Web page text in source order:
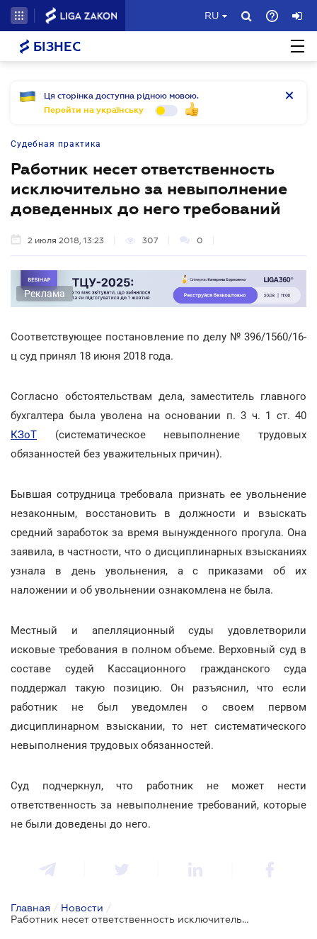
RU
БІЗНЕС
Ця сторінка доступна рідною мовою.
Перейти на українську
Судебная практика
Работник несет ответственность
исключительно за невыполнение
доведенных до него требований
2 июля 2018, 13:23 307 0
Реклама
Соответствующее постановление по делу № 396/1560/16-
ц суд принял 18 июня 2018 года.
Согласно обстоятельствам дела, заместитель главного
бухгалтера была уволена на основании п. 3 ч. 1 ст. 40
КЗоТ (систематическое невыполнение трудовых
обязанностей без уважительных причин).
Бывшая сотрудница требовала признать ее увольнение
незаконным, восстановить в должности и взыскать
средний заработок за время вынужденного прогула. Она
заявила, в частности, что о дисциплинарных взысканиях
узнала в день увольнения, а с приказами об их
наложении и об увольнении ознакомлена не была.
Местный и апелляционный суды удовлетворили
исковые требования в полном объеме. Верховный суд в
составе судей Кассационного гражданского суда
поддержал такую позицию. Он разъяснил, что если
работник не был уведомлен о своем первом
дисциплинарном взыскании, то нет систематического
невыполнения трудовых обязанностей.
Суд подчеркнул, что работник не может нести
ответственность за невыполнение требований, которые
не были доведены до него.
Главная / Новости /
Работник несет ответственность исключительно за невыполнение доведенных до него требований